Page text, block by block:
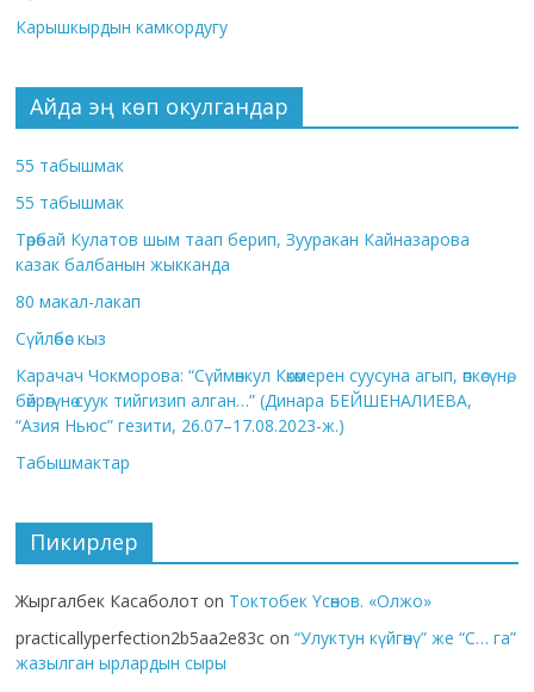
Карышкырдын камкордугу
Айда эң көп окулгандар
55 табышмак
55 табышмак
Төрөбай Кулатов шым таап берип, Зууракан Кайназарова
казак балбанын жыкканда
80 макал-лакап
Сүйлөбөс кыз
Карачач Чокморова: “Сүймөнкул Көкөмерен суусуна агып, өпкөсүнө,
бөйрөгүнө суук тийгизип алган…” (Динара БЕЙШЕНАЛИЕВА,
“Азия Ньюс” гезити, 26.07–17.08.2023-ж.)
Табышмактар
Пикирлер
Жыргалбек Касаболот on Токтобек Үсөнов. «Олжо»
practicallyperfection2b5aa2e83c on“Улуктун күйгөнү” же “С… га”
жазылган ырлардын сыры